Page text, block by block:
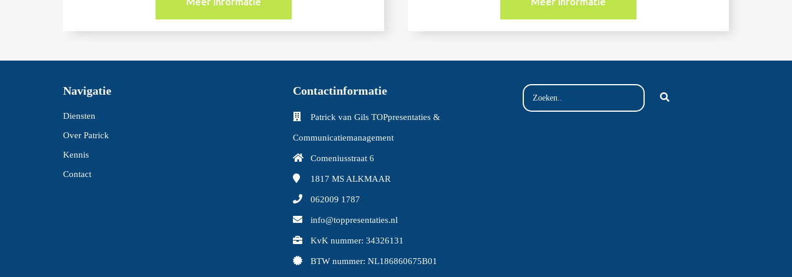
Navigatie
Diensten
Over Patrick
Kennis
Contact
Contactinformatie
Patrick van Gils TOPpresentaties &
Communicatiemanagement
Comeniusstraat 6
1817 MS ALKMAAR
062009 1787
info@toppresentaties.nl
KvK nummer: 34326131
BTW nummer: NL186860675B01